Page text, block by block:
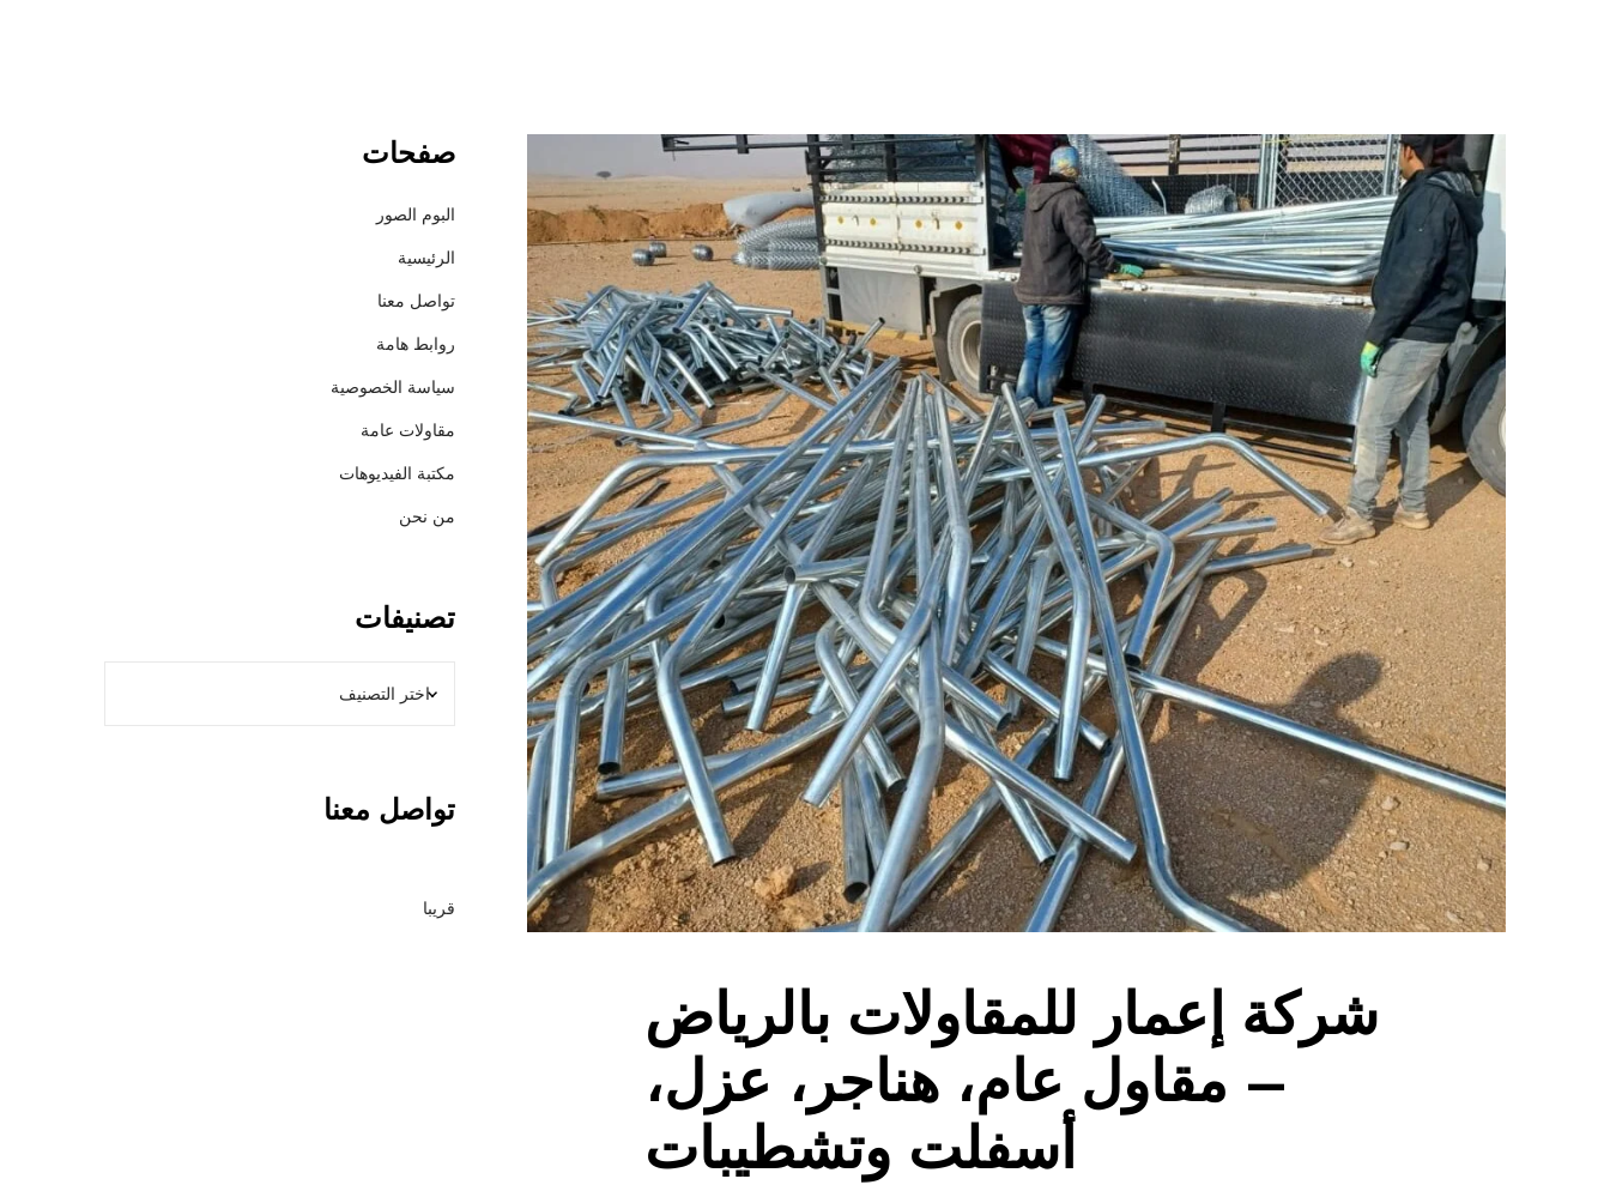
ر
ك
ة
إ
ع
م
ا
ر
ل
ل
م
ق
ا
و
ل
ا
ت
ب
ا
ل
ر
ي
ا
ض
م
ق
شركة إعمار للمقاولات بالرياض
– مقاول عام، هناجر، عزل،
أسفلت وتشطيبات
صفحات
البوم الصور
الرئيسية
تواصل معنا
روابط هامة
سياسة الخصوصية
مقاولات عامة
مكتبة الفيديوهات
من نحن
تصنيفات
تواصل معنا
قريبا